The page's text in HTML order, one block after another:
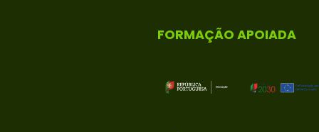
FORMAÇÃO APOIADA